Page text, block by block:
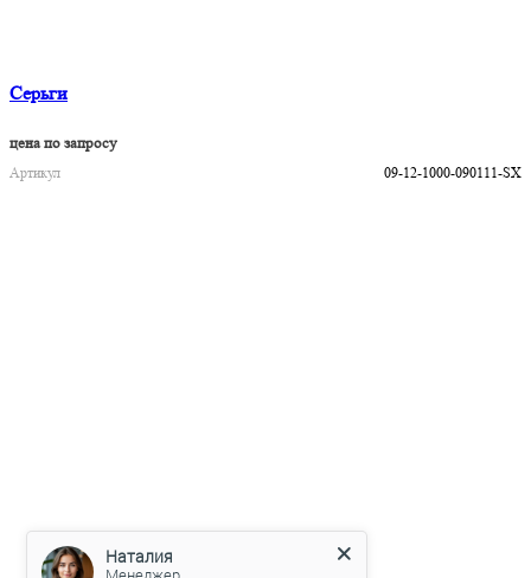
Серьги
цена по запросу
Артикул
09-12-1000-090111-SX
Наталия